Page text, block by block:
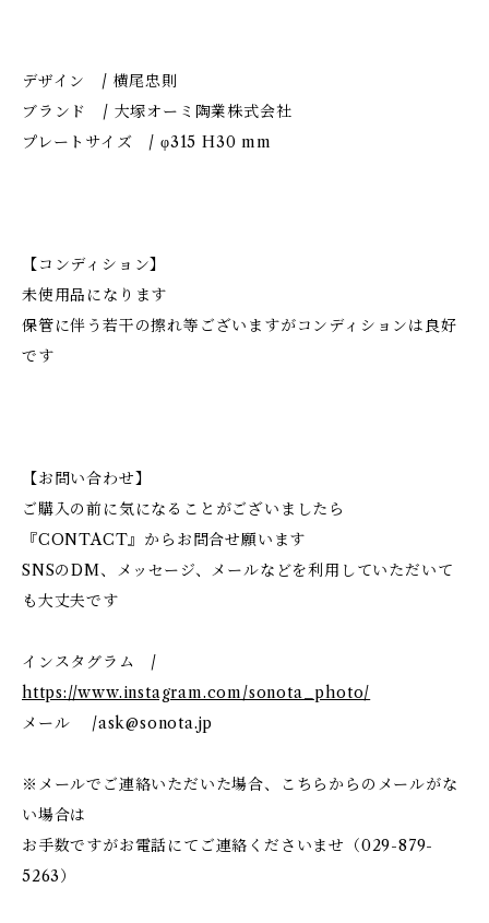
デザイン / 横尾忠則
ブランド / 大塚オーミ陶業株式会社
プレートサイズ / φ315 H30 mm
【コンディション】
未使用品になります
保管に伴う若干の擦れ等ございますがコンディションは良好
です
【お問い合わせ】
ご購入の前に気になることがございましたら
『CONTACT』からお問合せ願います
SNSのDM、メッセージ、メールなどを利用していただいて
も大丈夫です
インスタグラム /
https://www.instagram.com/sonota_photo/
メール /ask@sonota.jp
※メールでご連絡いただいた場合、こちらからのメールがな
い場合は
お手数ですがお電話にてご連絡くださいませ（029-879-
5263）